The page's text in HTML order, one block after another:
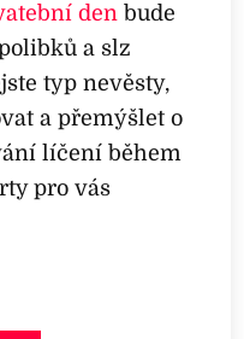
den bude
a slz
typ nevěsty,
a přemýšlet o
líčení během
pro vás